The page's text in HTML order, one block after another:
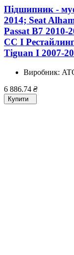
Підшипник -
2014; Seat
Passat B7 2010-
CC I
Tiguan I 2007-
Виробник:
6 886.74 ₴
Купити